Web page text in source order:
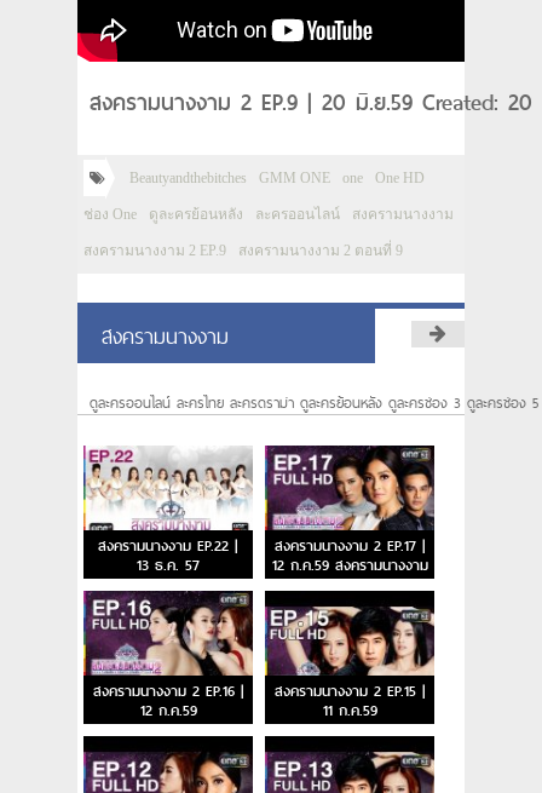
สงครามนางงาม 2 EP.9 | 20 มิ.ย.59 Created:
Beautyandthebitches GMM ONE one One HD
ช่อง One ดูละครย้อนหลัง ละครออนไลน์ สงครามนางงาม
สงครามนางงาม 2 EP.9 สงครามนางงาม 2 ตอนที่ 9
สงครามนางงาม
ดูละครออนไลน์ ละครไทย ละครดราม่า ดูละครย้อนหลัง ดูละครช่อง 3 ดูละครช่อง
สงครามนางงาม EP.22 |
13 ธ.ค. 57
สงครามนางงาม 2 EP.17 |
12 ก.ค.59 สงครามนางงาม
2 ตอนจบ
สงครามนางงาม 2 EP.16 |
12 ก.ค.59
สงครามนางงาม 2 EP.15 |
11 ก.ค.59